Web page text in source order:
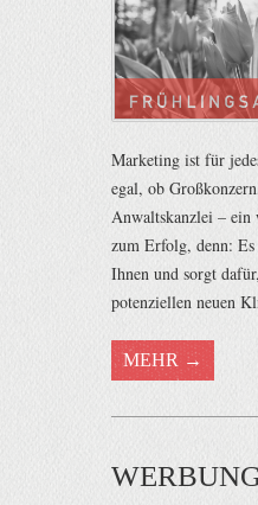
Marketing ist für
egal, ob
Anwaltskanzlei – ein
zum Erfolg, denn:
Ihnen und sorgt
potenziellen neuen
MEHR →